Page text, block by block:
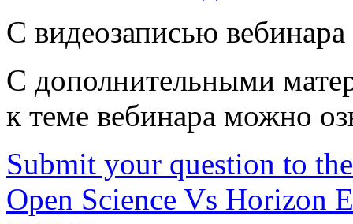
С видеозаписью вебинара
С дополнительными
к теме вебинара можно
Submit your question to
Open Science Vs Horizon